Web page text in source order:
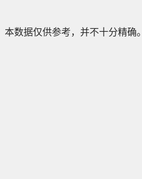
本数据仅供参考，并不十分精确。